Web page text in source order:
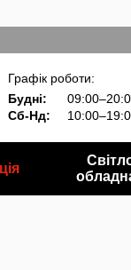
Графік роботи:
Будні:
Сб-Нд: